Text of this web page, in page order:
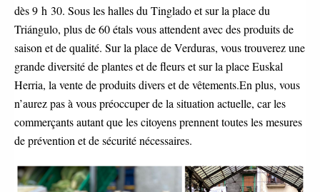
dès 9 h 30. Sous les halles du Tinglado et sur la place du
Triángulo, plus de 60 étals vous attendent avec des produits de
saison et de qualité. Sur la place de Verduras, vous trouverez une
grande diversité de plantes et de fleurs et sur la place Euskal
Herria, la vente de produits divers et de vêtements.En plus, vous
n’aurez pas à vous préoccuper de la situation actuelle, car les
commerçants autant que les citoyens prennent toutes les mesures
de prévention et de sécurité nécessaires.